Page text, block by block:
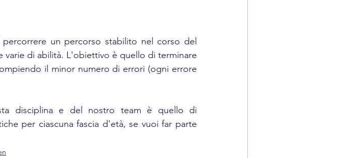
un percorso stabilito nel corso del
varie di abilità. L'obiettivo è quello di terminare
il minor numero di errori (ogni errore
disciplina e del nostro team è quello di
per ciascuna fascia d'età, se vuoi far parte